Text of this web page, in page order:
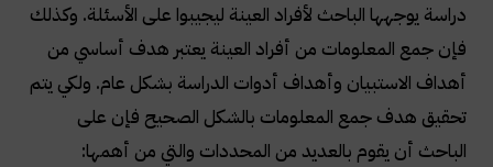
دراسة يوجهها الباحث لأفراد العينة ليجيبوا على الأسئلة. وكذلك
فإن جمع المعلومات من أفراد العينة يعتبر هدف أساسي من
أهداف الاستبيان وأهداف أدوات الدراسة بشكل عام. ولكي يتم
تحقيق هدف جمع المعلومات بالشكل الصحيح فإن على
الباحث أن يقوم بالعديد من المحددات والتي من أهمها: